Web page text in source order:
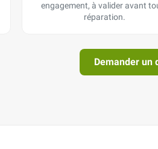
engagement, à valider avant
réparation.
Demander un